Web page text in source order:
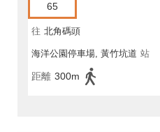
65
往 北角碼頭
海洋公園停車場, 黃竹坑道 站
距離 300m